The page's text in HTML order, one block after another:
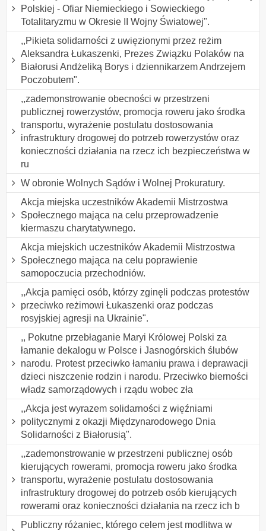
Polskiej - Ofiar Niemieckiego i Sowieckiego
Totalitaryzmu w Okresie II Wojny Światowej".
,,Pikieta solidarności z uwięzionymi przez reżim
Aleksandra Łukaszenki, Prezes Związku Polaków na
Białorusi Andżeliką Borys i dziennikarzem Andrzejem
Poczobutem".
,,zademonstrowanie obecności w przestrzeni
publicznej rowerzystów, promocja roweru jako środka
transportu, wyrażenie postulatu dostosowania
infrastruktury drogowej do potrzeb rowerzystów oraz
konieczności działania na rzecz ich bezpieczeństwa w
ru
W obronie Wolnych Sądów i Wolnej Prokuratury.
Akcja miejska uczestników Akademii Mistrzostwa
Społecznego mająca na celu przeprowadzenie
kiermaszu charytatywnego.
Akcja miejskich uczestników Akademii Mistrzostwa
Społecznego mająca na celu poprawienie
samopoczucia przechodniów.
,,Akcja pamięci osób, którzy zginęli podczas protestów
przeciwko reżimowi Łukaszenki oraz podczas
rosyjskiej agresji na Ukrainie".
,, Pokutne przebłaganie Maryi Królowej Polski za
łamanie dekalogu w Polsce i Jasnogórskich ślubów
narodu. Protest przeciwko łamaniu prawa i deprawacji
dzieci niszczenie rodzin i narodu. Przeciwko bierności
władz samorządowych i rządu wobec zła
,,Akcja jest wyrazem solidarności z więźniami
politycznymi z okazji Międzynarodowego Dnia
Solidarności z Białorusią".
,,zademonstrowanie w przestrzeni publicznej osób
kierujących rowerami, promocja roweru jako środka
transportu, wyrażenie postulatu dostosowania
infrastruktury drogowej do potrzeb osób kierujących
rowerami oraz konieczności działania na rzecz ich b
Publiczny różaniec, którego celem jest modlitwa w